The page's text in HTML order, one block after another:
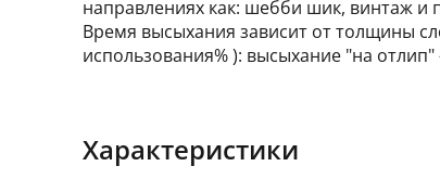
направлениях как: шебби шик, винтаж и
Время высыхания зависит от толщины
использования% ): высыхание "на
Характеристики